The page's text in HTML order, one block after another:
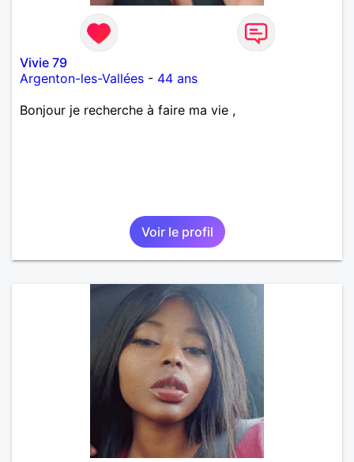
Vivie 79
Argenton-les-Vallées - 44 ans
Bonjour je recherche à faire ma vie ,
Voir le profil